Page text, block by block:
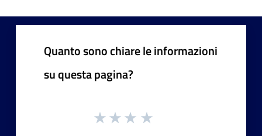
Quanto sono chiare le informazioni
su questa pagina?